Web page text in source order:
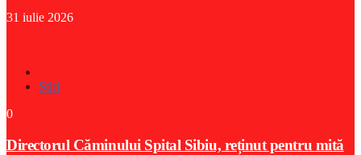
31 iulie 2026
Stiri
0
Directorul Căminului Spital Sibiu, reținut pentru mită